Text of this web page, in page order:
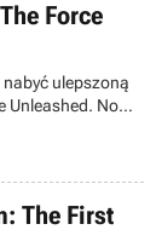
Force
ulepszoną
Nowa
samym
The First